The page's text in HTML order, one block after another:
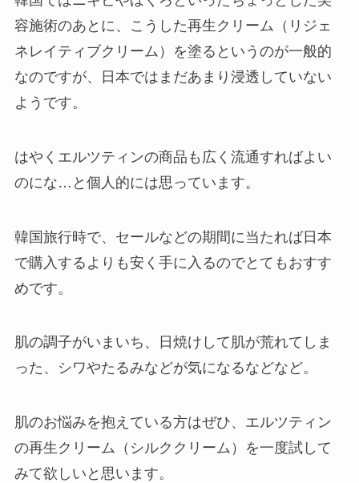
容施術のあとに、こうした再生クリーム（リジェ
ネレイティブクリーム）を塗るというのが一般的
なのですが、日本ではまだあまり浸透していない
ようです。
はやくエルツティンの商品も広く流通すればよい
のにな…と個人的には思っています。
韓国旅行時で、セールなどの期間に当たれば日本
で購入するよりも安く手に入るのでとてもおすす
めです。
肌の調子がいまいち、日焼けして肌が荒れてしま
った、シワやたるみなどが気になるなどなど。
肌のお悩みを抱えている方はぜひ、エルツティン
の再生クリーム（シルククリーム）を一度試して
みて欲しいと思います。